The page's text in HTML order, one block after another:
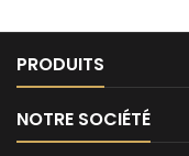
PRODUITS
NOTRE SOCIÉTÉ